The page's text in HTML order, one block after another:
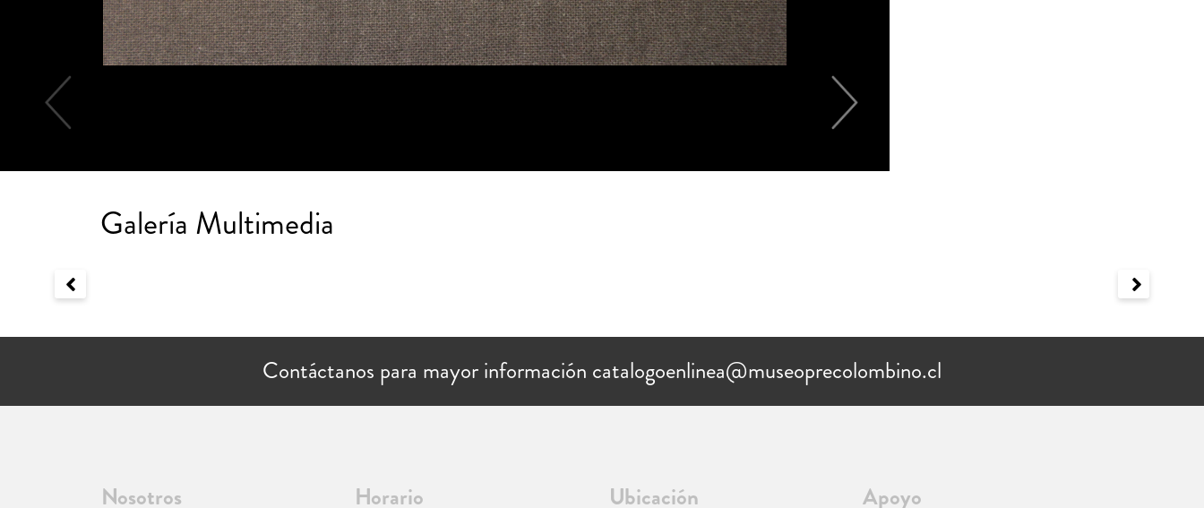
Galería Multimedia
Contáctanos para mayor información catalogoenlinea@museoprecolombino.cl
Nosotros Horario Ubicación Apoyo